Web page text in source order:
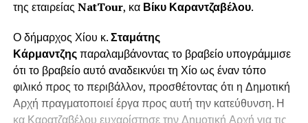
της εταιρείας NatTour, κα Βίκυ Καραντζαβέλου.
Ο δήμαρχος Χίου κ.Σταμάτης
Κάρμαντζηςπαραλαμβάνοντας το βραβείο υπογράμμισε
ότι το βραβείο αυτό αναδεικνύει τη Χίο ως έναν τόπο
φιλικό προς το περιβάλλον, προσθέτοντας ότι η Δημοτική
Αρχή πραγματοποιεί έργα προς αυτή την κατεύθυνση. Η
κα Καρατζαβέλου ευχαρίστησε την Δημοτική Αρχή για τις